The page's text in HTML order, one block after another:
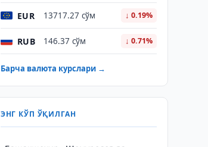
EUR 13717.27 сўм ↓ 0.19%
RUB 146.37 сўм ↓ 0.71%
Барча валюта курслари →
ЭНГ КЎП ЎҚИЛГАН